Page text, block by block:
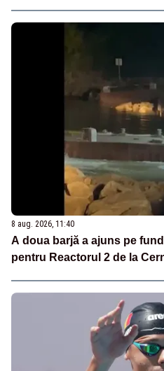
8 aug. 2026, 11:40
A doua barjă a ajuns pe
pentru Reactorul 2 de la